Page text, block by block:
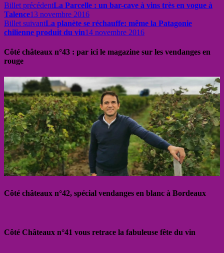
Billet précédentLa Parcelle : un bar-cave à vins très en vogue à
Talence13 novembre 2016
Billet suivantLa planète se réchauffe: même la Patagonie
chilienne produit du vin14 novembre 2016
Côté châteaux n°43 : par ici le magazine sur les vendanges en
rouge
Côté châteaux n°42, spécial vendanges en blanc à Bordeaux
Côté Châteaux n°41 vous retrace la fabuleuse fête du vin